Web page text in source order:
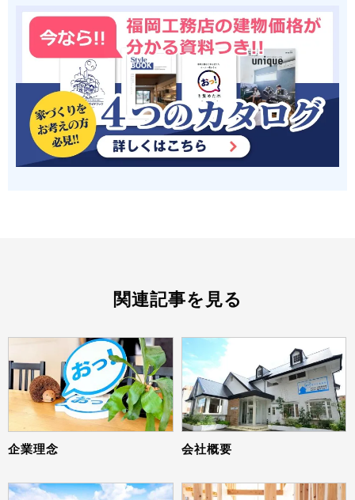
関連記事を見る
企業理念 会社概要